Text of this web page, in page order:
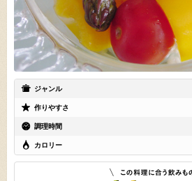
ジャンル
作りやすさ
調理時間
カロリー